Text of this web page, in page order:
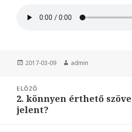
Közzétéve
2017-03-09 Szerző
admin
navigáció
ELŐZŐ
Korábbi
bejegyzések:
2. könnyen érthető
jelent?